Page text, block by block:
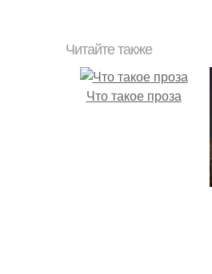
Читайте также
Что такое проза